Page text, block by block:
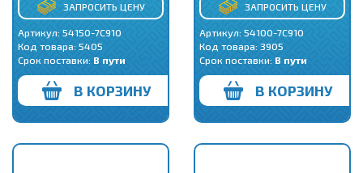
ЗАПРОСИТЬ ЦЕНУ
Артикул: 54150-7C910
Код товара: 5405
Срок поставки: В пути
В КОРЗИНУ
ЗАПРОСИТЬ ЦЕНУ
Артикул: 54100-7C910
Код товара: 3905
Срок поставки: В пути
В КОРЗИНУ